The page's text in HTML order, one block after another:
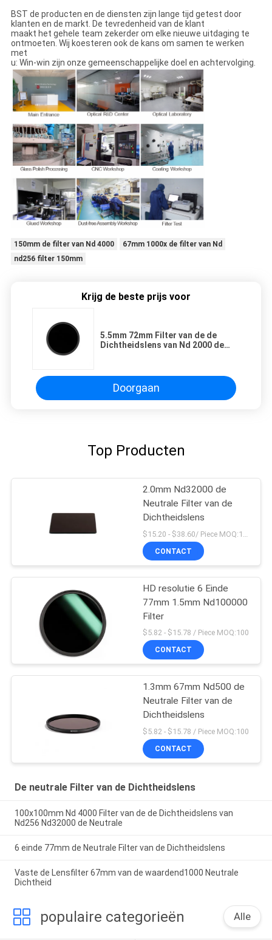
BST de producten en de diensten zijn lange tijd getest door
klanten en de markt. De tevredenheid van de klant
maakt het gehele team zekerder om elke nieuwe uitdaging te
ontmoeten. Wij koesteren ook de kans om samen te werken
met
u: Win-win zijn onze gemeenschappelijke doel en achtervolging.
150mm de filter van Nd 4000
67mm 1000x de filter van Nd
nd256 filter 150mm
Krijg de beste prijs voor
5.5mm 72mm Filter van de de
Dichtheidslens van Nd 2000 de
Doorgaan
Top Producten
2.0mm Nd32000 de
Neutrale Filter van de
Dichtheidslens
CONTACT
HD resolutie 6 Einde
77mm 1.5mm Nd100000
Filter
$5.82 - $15.78 / Piece MOQ:100
CONTACT
1.3mm 67mm Nd500 de
Neutrale Filter van de
Dichtheidslens
$5.82 - $15.78 / Piece MOQ:100
CONTACT
De neutrale Filter van de Dichtheidslens
100x100mm Nd 4000 Filter van de de Dichtheidslens van
Nd256 Nd32000 de Neutrale
6 einde 77mm de Neutrale Filter van de Dichtheidslens
Vaste de Lensfilter 67mm van de waardend1000 Neutrale
Dichtheid
populaire categorieën Alle